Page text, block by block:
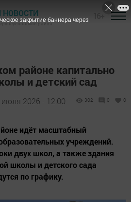
НОВОСТИ
район
районе капитально
и детский сад
июля 2026 - 12:00 302 0 0
идёт масштабный
учреждений.
двух школ, а также здания
школы и детского сада
по графику.
закрытие баннера через